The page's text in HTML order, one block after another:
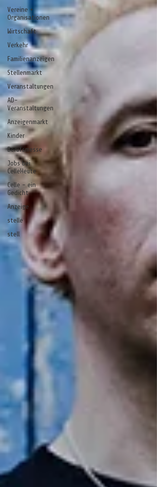
Vereine +
Organisationen
Wirtschaft
Verkehr
Familienanzeigen
Stellenmarkt
Veranstaltungen
AD-
Veranstaltungen
Anzeigenmarkt
Kinder
Berufsmesse
Jobs bei
CelleHeute
Celle - ein
Gedicht
Anzeige
stelle
stell